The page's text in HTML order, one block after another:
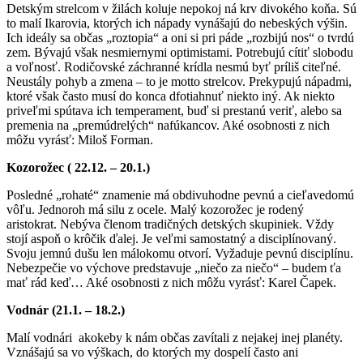
Detským strelcom v žilách koluje nepokoj ná krv divokého koňa. Sú
to malí Ikarovia, ktorých ich nápady vynášajú do nebeských výšin.
Ich ideály sa občas „roztopia“ a oni si pri páde „rozbijú nos“ o tvrdú
zem. Bývajú však nesmiernymi optimistami. Potrebujú cítiť slobodu
a voľnosť. Rodičovské záchranné krídla nesmú byť príliš citeľné.
Neustály pohyb a zmena – to je motto strelcov. Prekypujú nápadmi,
ktoré však často musí do konca dfotiahnuť niekto iný. Ak niekto
priveľmi spútava ich temperament, buď si prestanú veriť, alebo sa
premenia na „premúdrelých“ nafúkancov. Aké osobnosti z nich
môžu vyrásť: Miloš Forman.
Kozorožec ( 22.12. – 20.1.)
Posledné „rohaté“ znamenie má obdivuhodne pevnú a cieľavedomú
vôľu. Jednoroh má silu z ocele. Malý kozorožec je rodený
aristokrat. Nebýva členom tradičných detských skupiniek. Vždy
stojí aspoň o krôčik ďalej. Je veľmi samostatný a disciplínovaný.
Svoju jemnú dušu len málokomu otvorí. Vyžaduje pevnú disciplínu.
Nebezpečie vo výchove predstavuje „niečo za niečo“ – budem ťa
mať rád keď… Aké osobnosti z nich môžu vyrásť: Karel Čapek.
Vodnár (21.1. – 18.2.)
Malí vodnári akokeby k nám občas zavítali z nejakej inej planéty.
Vznášajú sa vo výškach, do ktorých my dospelí často ani